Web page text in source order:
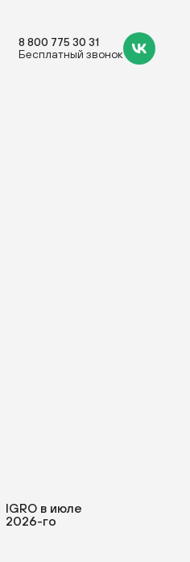
8 800 775 30 31
Бесплатный звонок
IGRO в июле
2026-го